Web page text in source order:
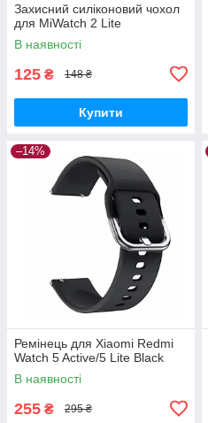
Захисний силіконовий чохол
для MiWatch 2 Lite
В наявності
125 ₴ 148 ₴
Купити
–14%
Ремінець для Xiaomi Redmi
Watch 5 Active/5 Lite Black
В наявності
255 ₴ 295 ₴